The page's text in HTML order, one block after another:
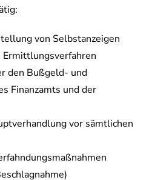
von Selbstanzeigen
den Bußgeld- und
Finanzamts und der
vor sämtlichen